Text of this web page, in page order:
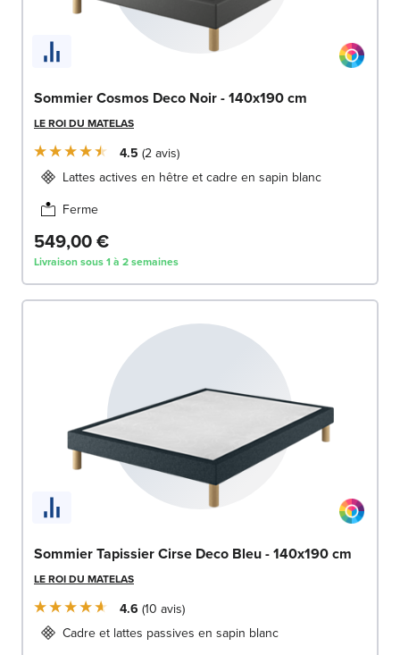
Sommier Cosmos Deco Noir - 140x190 cm
LE ROI DU MATELAS
4.5 2 avis
Lattes actives en hêtre et cadre en sapin blanc
Ferme
549,00 €
Livraison sous 1 à 2 semaines
Sommier Tapissier Cirse Deco Bleu - 140x190 cm
LE ROI DU MATELAS
4.6 10 avis
Cadre et lattes passives en sapin blanc